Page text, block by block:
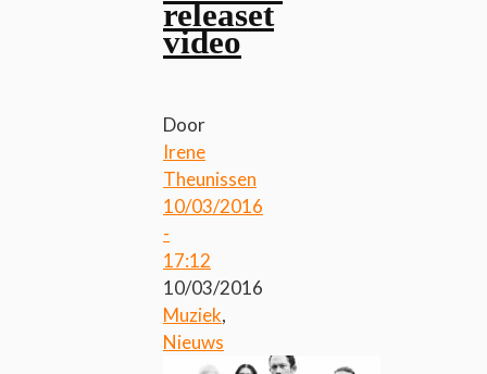
releaset
video
Door
Irene
Theunissen
10/03/2016
-
17:12
10/03/2016
Muziek,
Nieuws